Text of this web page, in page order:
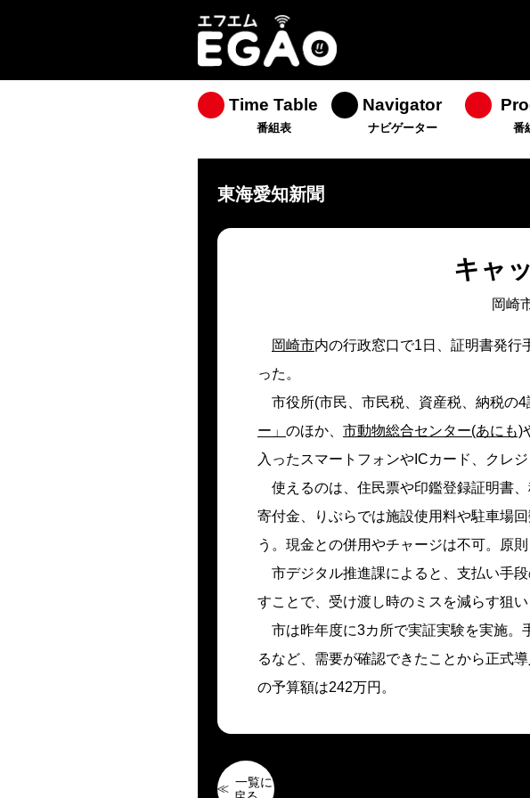
Time Table
番組表
Navigator
ナビゲーター 番
東海愛知新聞
キャ
岡崎
岡崎市内の行政窓口で1日、証明書発行
った。
市役所(市民、市民税、資産税、納税の4
ー」 のほか、 市動物総合センター(あにも)
入ったスマートフォンやICカード、クレ
使えるのは、住民票や印鑑登録証明書
寄付金、りぶらでは施設使用料や駐車場
う。現金との併用やチャージは不可。原
市デジタル推進課によると、支払い手
すことで、受け渡し時のミスを減らす狙い
市は昨年度に3カ所で実証実験を実施。
るなど、需要が確認できたことから正式
の予算額は242万円。
一覧に